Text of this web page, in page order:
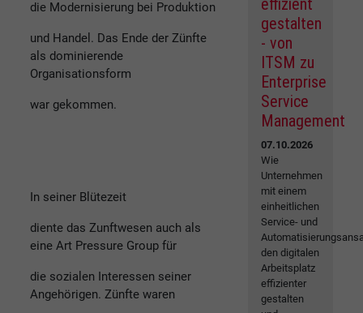
die Modernisierung bei Produktion
und Handel. Das Ende der Zünfte
als dominierende
Organisationsform
war gekommen.
In seiner Blütezeit
diente das Zunftwesen auch als
eine Art Pressure Group für
die sozialen Interessen seiner
Angehörigen. Zünfte waren
effizient
gestalten
- von
ITSM zu
Enterprise
Service
Management
07.10.2026
Wie
Unternehmen
mit einem
einheitlichen
Service- und
den digitalen
Arbeitsplatz
effizienter
gestalten